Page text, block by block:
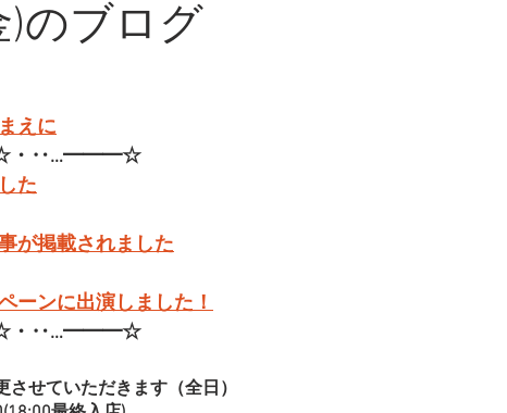
)のブログ
えに
‥…━━━☆
た
が掲載されました
ーンに出演しました！
‥…━━━☆
せていただきます（全日）